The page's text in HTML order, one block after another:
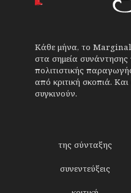
Κάθε μήνα, το
στα σημεία συνάντησης
πολιτιστικής
από κριτική σκοπιά.
συγκινούν.
της σύνταξης
συνεντεύξεις